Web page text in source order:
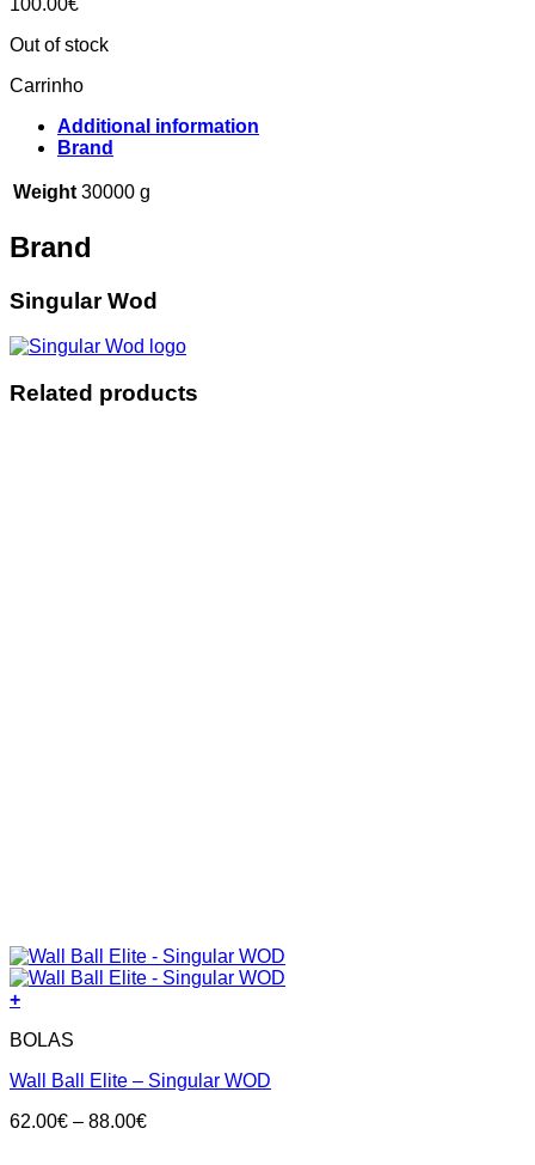
100.00€
Out of stock
Carrinho
Additional information
Brand
Weight 30000 g
Brand
Singular Wod
Related products
+
BOLAS
Wall Ball Elite – Singular WOD
62.00€ – 88.00€Price